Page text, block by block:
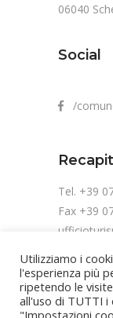
06040
Social
/
Tel. +39
Fax +39
Utilizziamo i
l'esperienza più
ripetendo le
all'uso di TUTTI i
"Impostazioni